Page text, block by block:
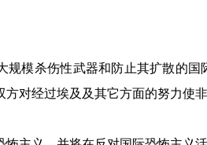
模杀伤性武器和防止其扩散的国
方对经过埃及及其它方面的努力使